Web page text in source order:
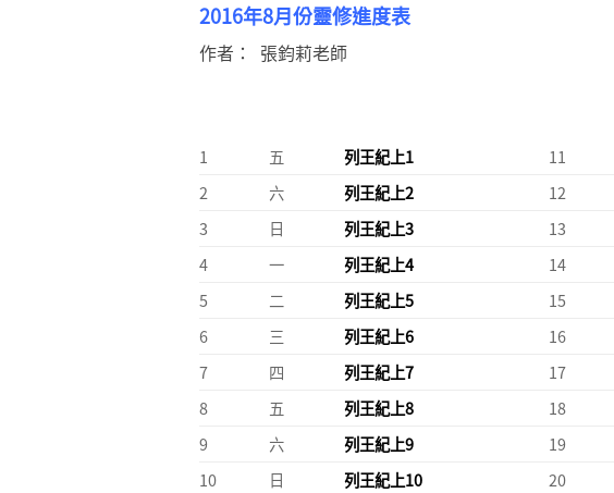
2016年8月份靈修進度表
作者： 張鈞莉老師
1 五 列王紀上1 11
2
六 列王紀上2 12
3
日 列王紀上3 13
4
一 列王紀上4 14
5
二 列王紀上5 15
6
三 列王紀上6 16
7
四 列王紀上7 17
8
五 列王紀上8 18
9
六 列王紀上9 19
10
日 列王紀上10 20